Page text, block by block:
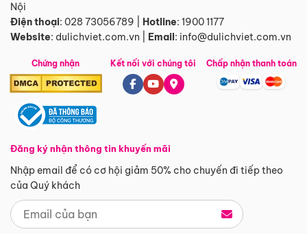
Nội
Điện thoại: 028 73056789 Hotline: 1900 1177
Website: dulichviet.com.vn Email: info@dulichviet.com.vn
Chứng nhận
Đăng ký nhận thông tin khuyến mãi
Nhập email để có cơ hội giảm 50% cho chuyến đi tiếp theo
của Quý khách
Kết nối với chúng tôi Chấp nhận thanh toán